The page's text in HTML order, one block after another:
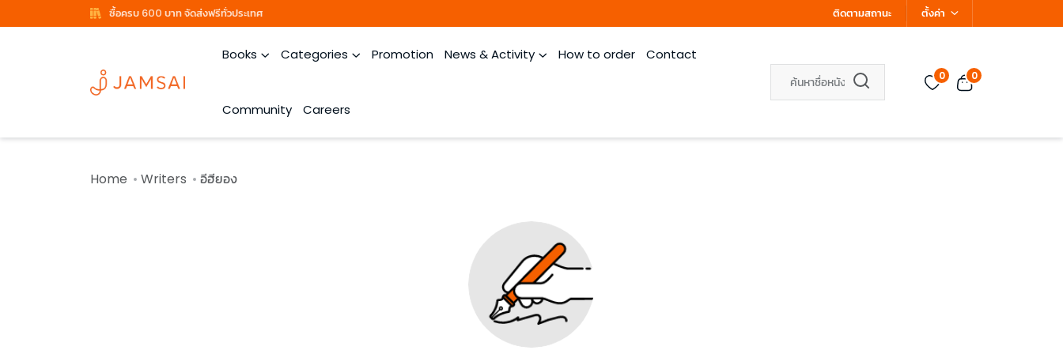
ซื้อครบ 600 บาท จัดส่งฟรีทั่วประเทศ ติดตามสถานะ ตั้งค่า
Books Categories Promotion News & Activity How to order Contact
Community Careers
0 0
Home Writers อีฮียอง